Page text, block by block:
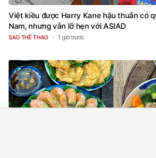
Việt kiều được Harry Kane hậu thuẫn có
Nam, nhưng vẫn lỡ hẹn với ASIAD
SAO THỂ THAO 1 giờ trước